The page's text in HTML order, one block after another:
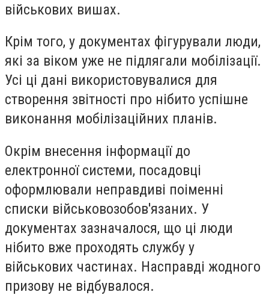
військових вишах.
Крім того, у документах фігурували люди,
які за віком уже не підлягали мобілізації.
Усі ці дані використовувалися для
створення звітності про нібито успішне
виконання мобілізаційних планів.
Окрім внесення інформації до
електронної системи, посадовці
оформлювали неправдиві поіменні
списки військовозобов'язаних. У
документах зазначалося, що ці люди
нібито вже проходять службу у
військових частинах. Насправді жодного
призову не відбувалося.